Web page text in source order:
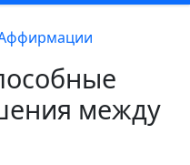
между